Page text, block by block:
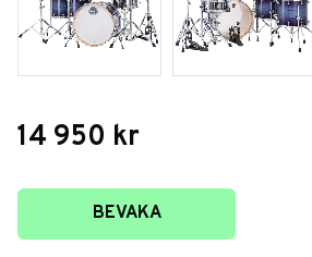
14 950 kr
Lägg till i favoriter
BEVAKA